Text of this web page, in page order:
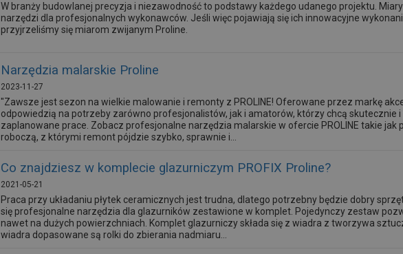
W branży budowlanej precyzja i niezawodność to podstawy każdego udanego projektu.
narzędzi dla profesjonalnych wykonawców. Jeśli więc pojawiają się ich innowacyjne
przyjrzeliśmy się miarom zwijanym Proline.
Narzędzia malarskie Proline
2023-11-27
"Zawsze jest sezon na wielkie malowanie i remonty z PROLINE! Oferowane przez markę
odpowiedzią na potrzeby zarówno profesjonalistów, jak i amatorów, którzy chcą skutecznie
zaplanowane prace. Zobacz profesjonalne narzędzia malarskie w ofercie PROLINE takie jak
roboczą, z którymi remont pójdzie szybko, sprawnie i...
Co znajdziesz w komplecie glazurniczym PROFIX Proline?
2021-05-21
Praca przy układaniu płytek ceramicznych jest trudna, dlatego potrzebny będzie dobry
się profesjonalne narzędzia dla glazurników zestawione w komplet. Pojedynczy zestaw
nawet na dużych powierzchniach. Komplet glazurniczy składa się z wiadra z tworzywa
wiadra dopasowane są rolki do zbierania nadmiaru...